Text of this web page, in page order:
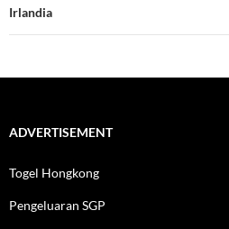
Irlandia
ADVERTISEMENT
Togel Hongkong
Pengeluaran SGP